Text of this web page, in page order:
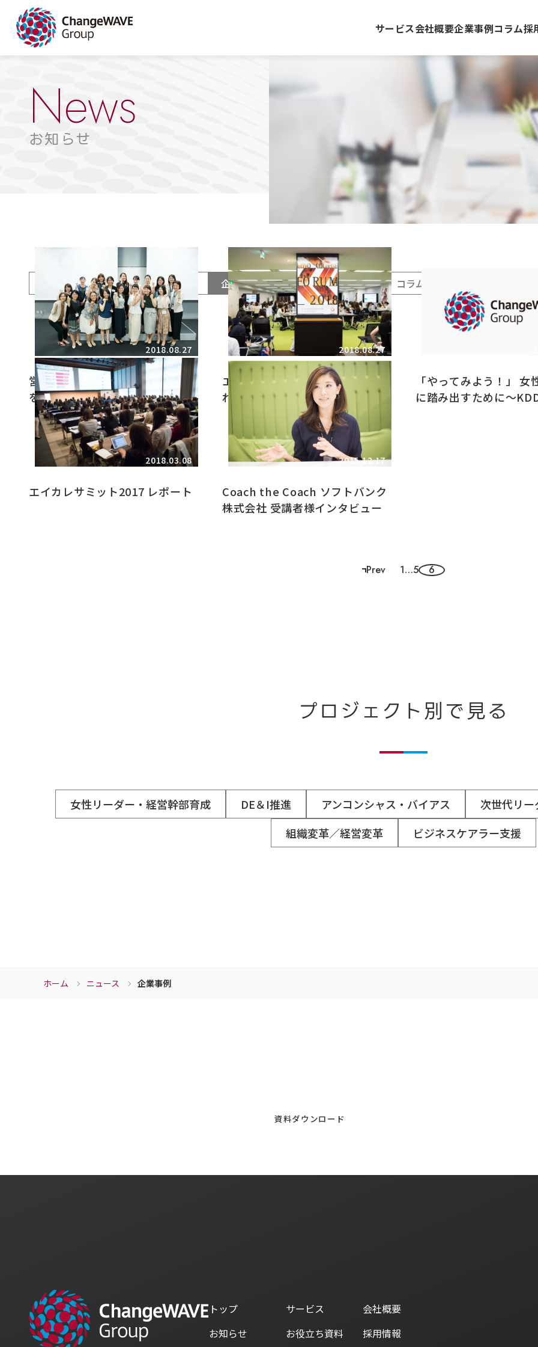
サービス会社概要企業事例コラム採
News
お知らせ
すべて お知らせ メディア 企業事例 セミナー・レポート コラム
2018.08.27
営業マネジメントの「当たり前」
を壊す～エイカレ異業種交流提言
プログラム部門～
2018.08.27
エイカレでどのような成果が得ら
れたのか？――新世代エイジョカレッ
ジ 過去参加者／企業（過去参
加・新規）インタビュー
「やってみよう！」 女
に踏み出すために～
2018.03.08
エイカレサミット2017 レポート
2015.12.17
Coach the Coach ソフトバンク
株式会社 受講者様インタビュー
ペ
ー
ン
Prev 1…5 6
プロジェクト別で見る
女性リーダー・経営幹部育成 DE＆I推進 アンコンシャス・バイアス 次世代リ
組織変革／経営変革
ビジネスケアラー支援
ホーム ニュース 企業事例
資料ダウンロード
トップ サービス
会社概要
お知らせ
お役立ち資料 採用情報